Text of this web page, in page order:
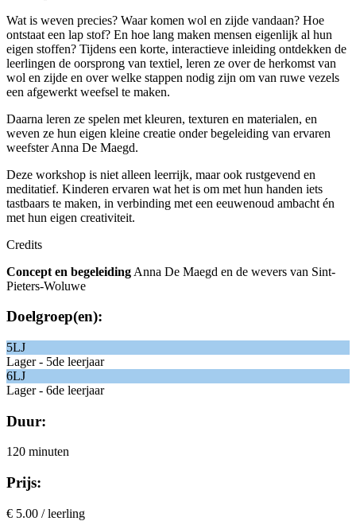
Wat is weven precies? Waar komen wol en zijde vandaan? Hoe
ontstaat een lap stof? En hoe lang maken mensen eigenlijk al hun
eigen stoffen? Tijdens een korte, interactieve inleiding ontdekken de
leerlingen de oorsprong van textiel, leren ze over de herkomst van
wol en zijde en over welke stappen nodig zijn om van ruwe vezels
een afgewerkt weefsel te maken.
Daarna leren ze spelen met kleuren, texturen en materialen, en
weven ze hun eigen kleine creatie onder begeleiding van ervaren
weefster Anna De Maegd.
Deze workshop is niet alleen leerrijk, maar ook rustgevend en
meditatief. Kinderen ervaren wat het is om met hun handen iets
tastbaars te maken, in verbinding met een eeuwenoud ambacht én
met hun eigen creativiteit.
Credits
Concept en begeleiding Anna De Maegd en de wevers van Sint-
Pieters-Woluwe
Doelgroep(en):
5LJ
Lager - 5de leerjaar
6LJ
Lager - 6de leerjaar
Duur:
120 minuten
Prijs:
€ 5.00 / leerling